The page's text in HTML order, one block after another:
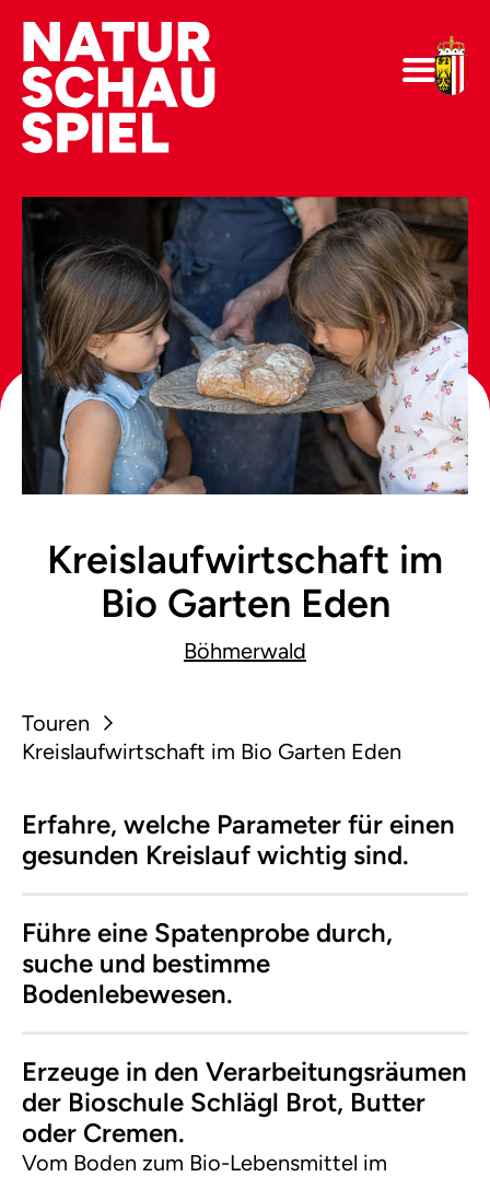
Kreislaufwirtschaft im
Bio Garten Eden
Böhmerwald
Touren
Kreislaufwirtschaft im Bio Garten Eden
Erfahre, welche Parameter für einen
gesunden Kreislauf wichtig sind.
Führe eine Spatenprobe durch,
suche und bestimme
Bodenlebewesen.
Erzeuge in den Verarbeitungsräumen
der Bioschule Schlägl Brot, Butter
oder Cremen.
Vom Boden zum Bio-Lebensmittel im